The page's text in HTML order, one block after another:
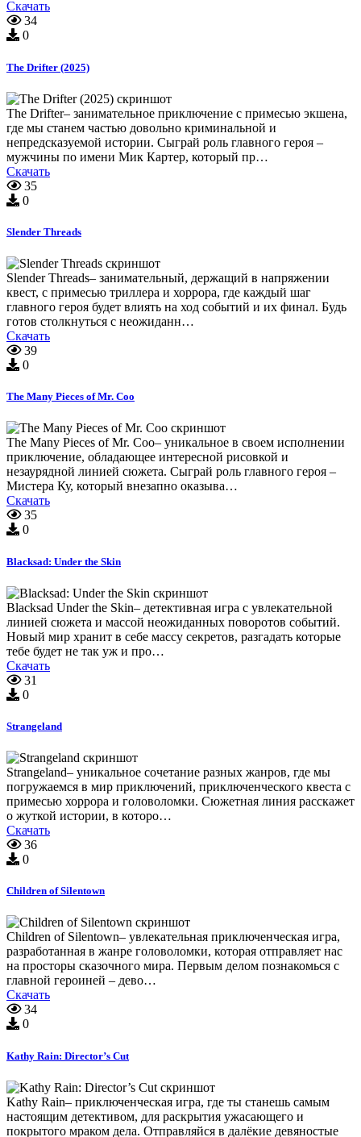
Скачать
34
0
The Drifter (2025)
The Drifter– занимательное приключение с примесью экшена,
где мы станем частью довольно криминальной и
непредсказуемой истории. Сыграй роль главного героя –
мужчины по имени Мик Картер, который пр…
Скачать
35
0
Slender Threads
Slender Threads– занимательный, держащий в напряжении
квест, с примесью триллера и хоррора, где каждый шаг
главного героя будет влиять на ход событий и их финал. Будь
готов столкнуться с неожиданн…
Скачать
39
0
The Many Pieces of Mr. Coo
The Many Pieces of Mr. Coo– уникальное в своем исполнении
приключение, обладающее интересной рисовкой и
незаурядной линией сюжета. Сыграй роль главного героя –
Мистера Ку, который внезапно оказыва…
Скачать
35
0
Blacksad: Under the Skin
Blacksad Under the Skin– детективная игра с увлекательной
линией сюжета и массой неожиданных поворотов событий.
Новый мир хранит в себе массу секретов, разгадать которые
тебе будет не так уж и про…
Скачать
31
0
Strangeland
Strangeland– уникальное сочетание разных жанров, где мы
погружаемся в мир приключений, приключенческого квеста с
примесью хоррора и головоломки. Сюжетная линия расскажет
о жуткой истории, в которо…
Скачать
36
0
Children of Silentown
Children of Silentown– увлекательная приключенческая игра,
разработанная в жанре головоломки, которая отправляет нас
на просторы сказочного мира. Первым делом познакомься с
главной героиней – дево…
Скачать
34
0
Kathy Rain: Director’s Cut
Kathy Rain– приключенческая игра, где ты станешь самым
настоящим детективом, для раскрытия ужасающего и
покрытого мраком дела. Отправляйся в далёкие девяностые